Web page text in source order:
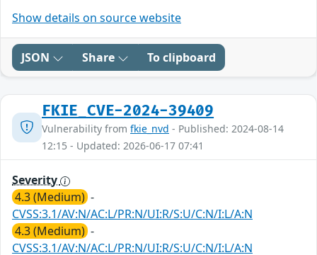
Show details on source website
JSON Share To clipboard
FKIE_CVE-2024-39409
Vulnerability from fkie_nvd - Published: 2024-08-14
12:15 - Updated: 2026-06-17 07:41
Severity
4.3 (Medium) -
CVSS:3.1/AV:N/AC:L/PR:N/UI:R/S:U/C:N/I:L/A:N
4.3 (Medium) -
CVSS:3.1/AV:N/AC:L/PR:N/UI:R/S:U/C:N/I:L/A:N